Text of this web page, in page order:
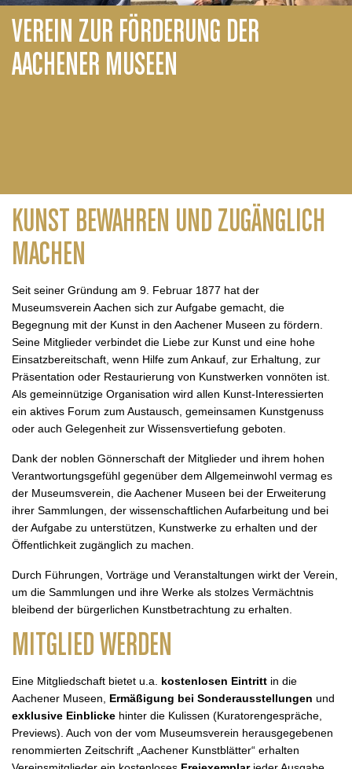
VEREIN ZUR FÖRDERUNG DER
AACHENER MUSEEN
KUNST BEWAHREN UND ZUGÄNGLICH
MACHEN
Seit seiner Gründung am 9. Februar 1877 hat der
Museumsverein Aachen sich zur Aufgabe gemacht, die
Begegnung mit der Kunst in den Aachener Museen zu fördern.
Seine Mitglieder verbindet die Liebe zur Kunst und eine hohe
Einsatzbereitschaft, wenn Hilfe zum Ankauf, zur Erhaltung, zur
Präsentation oder Restaurierung von Kunstwerken vonnöten ist.
Als gemeinnützige Organisation wird allen Kunst-Interessierten
ein aktives Forum zum Austausch, gemeinsamen Kunstgenuss
oder auch Gelegenheit zur Wissensvertiefung geboten.
Dank der noblen Gönnerschaft der Mitglieder und ihrem hohen
Verantwortungsgefühl gegenüber dem Allgemeinwohl vermag es
der Museumsverein, die Aachener Museen bei der Erweiterung
ihrer Sammlungen, der wissenschaftlichen Aufarbeitung und bei
der Aufgabe zu unterstützen, Kunstwerke zu erhalten und der
Öffentlichkeit zugänglich zu machen.
Durch Führungen, Vorträge und Veranstaltungen wirkt der Verein,
um die Sammlungen und ihre Werke als stolzes Vermächtnis
bleibend der bürgerlichen Kunstbetrachtung zu erhalten.
MITGLIED WERDEN
Eine Mitgliedschaft bietet u.a. kostenlosen Eintritt in die
Aachener Museen, Ermäßigung bei Sonderausstellungen und
exklusive Einblicke hinter die Kulissen (Kuratorengespräche,
Previews). Auch von der vom Museumsverein herausgegebenen
renommierten Zeitschrift „Aachener Kunstblätter“ erhalten